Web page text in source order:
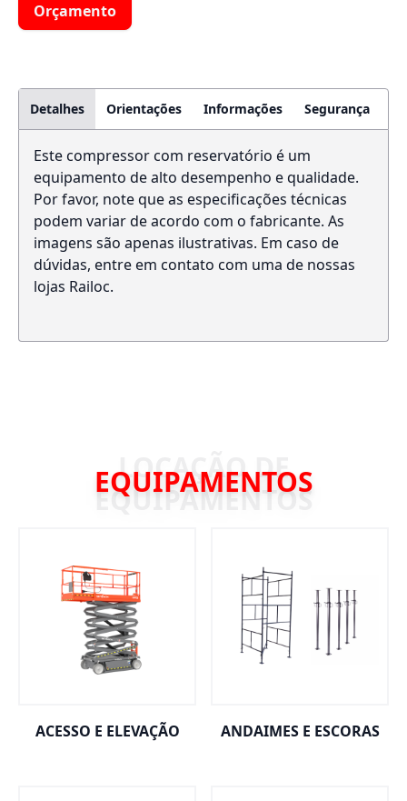
Orçamento
Detalhes Orientações Informações Segurança
Este compressor com reservatório é um
equipamento de alto desempenho e qualidade.
Por favor, note que as especificações técnicas
podem variar de acordo com o fabricante. As
imagens são apenas ilustrativas. Em caso de
dúvidas, entre em contato com uma de nossas
lojas Railoc.
EQUIPAMENTOS
ACESSO E ELEVAÇÃO ANDAIMES E ESCORAS